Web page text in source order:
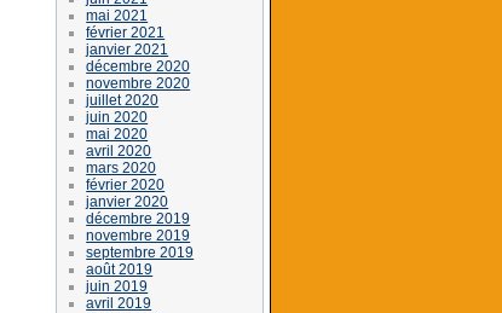
mai 2021
février 2021
janvier 2021
décembre 2020
novembre 2020
juillet 2020
juin 2020
mai 2020
avril 2020
mars 2020
février 2020
janvier 2020
décembre 2019
novembre 2019
septembre 2019
août 2019
juin 2019
avril 2019